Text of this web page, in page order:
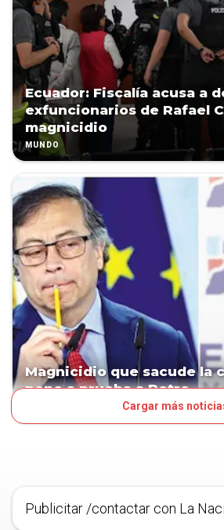
Ecuador: Fiscalía acusa a
exfuncionarios de Rafael
magnicidio
MUNDO
Magnicidio que sacude la
pone a prueba a Petro
Cargar más
Publicitar /contactar con La